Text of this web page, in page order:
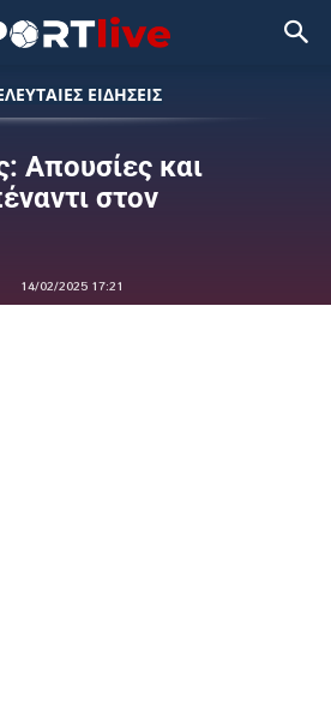
ΕΙΔΗΣΕΙΣ
Απουσίες και
στον
14/02/2025 17:21